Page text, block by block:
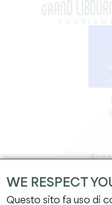
Offerte
WE RESPECT
Questo sito fa uso di